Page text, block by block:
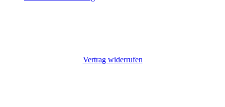
Vertrag widerrufen